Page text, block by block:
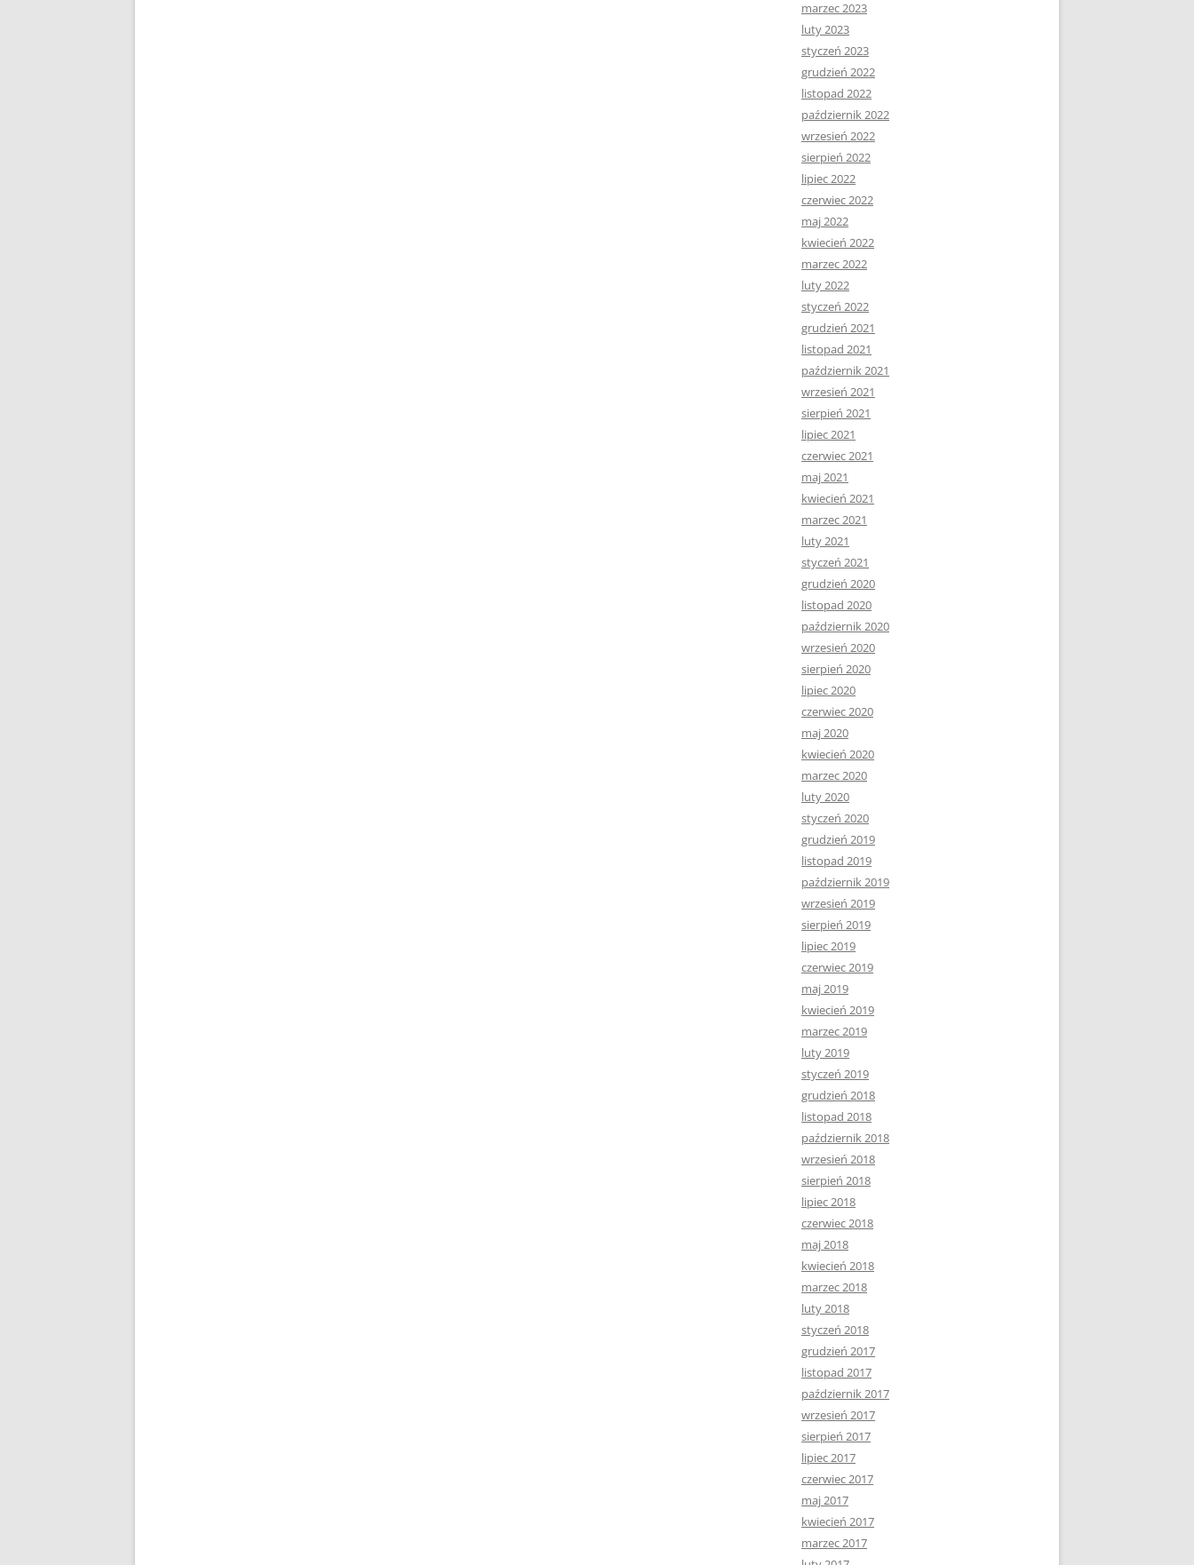
marzec 2023
luty 2023
styczeń 2023
grudzień 2022
listopad 2022
październik 2022
wrzesień 2022
sierpień 2022
lipiec 2022
czerwiec 2022
maj 2022
kwiecień 2022
marzec 2022
luty 2022
styczeń 2022
grudzień 2021
listopad 2021
październik 2021
wrzesień 2021
sierpień 2021
lipiec 2021
czerwiec 2021
maj 2021
kwiecień 2021
marzec 2021
luty 2021
styczeń 2021
grudzień 2020
listopad 2020
październik 2020
wrzesień 2020
sierpień 2020
lipiec 2020
czerwiec 2020
maj 2020
kwiecień 2020
marzec 2020
luty 2020
styczeń 2020
grudzień 2019
listopad 2019
październik 2019
wrzesień 2019
sierpień 2019
lipiec 2019
czerwiec 2019
maj 2019
kwiecień 2019
marzec 2019
luty 2019
styczeń 2019
grudzień 2018
listopad 2018
październik 2018
wrzesień 2018
sierpień 2018
lipiec 2018
czerwiec 2018
maj 2018
kwiecień 2018
marzec 2018
luty 2018
styczeń 2018
grudzień 2017
listopad 2017
październik 2017
wrzesień 2017
sierpień 2017
lipiec 2017
czerwiec 2017
maj 2017
kwiecień 2017
marzec 2017